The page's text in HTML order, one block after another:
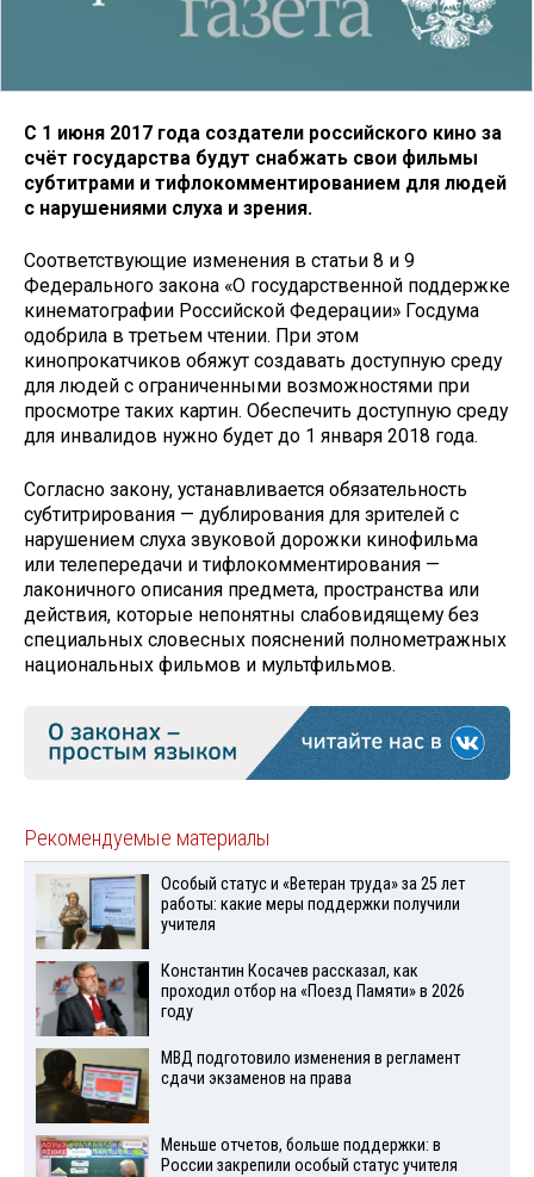
С 1 июня 2017 года создатели российского кино за
счёт государства будут снабжать свои фильмы
субтитрами и тифлокомментированием для людей
с нарушениями слуха и зрения.
Соответствующие изменения в статьи 8 и 9
Федерального закона «О государственной поддержке
кинематографии Российской Федерации» Госдума
одобрила в третьем чтении. При этом
кинопрокатчиков обяжут создавать доступную среду
для людей с ограниченными возможностями при
просмотре таких картин. Обеспечить доступную среду
для инвалидов нужно будет до 1 января 2018 года.
Согласно закону, устанавливается обязательность
субтитрирования — дублирования для зрителей с
нарушением слуха звуковой дорожки кинофильма
или телепередачи и тифлокомментирования —
лаконичного описания предмета, пространства или
действия, которые непонятны слабовидящему без
специальных словесных пояснений полнометражных
национальных фильмов и мультфильмов.
Рекомендуемые материалы
Особый статус и «Ветеран труда» за 25 лет
работы: какие меры поддержки получили
учителя
Константин Косачев рассказал, как
проходил отбор на «Поезд Памяти» в 2026
году
МВД подготовило изменения в регламент
сдачи экзаменов на права
Меньше отчетов, больше поддержки: в
России закрепили особый статус учителя